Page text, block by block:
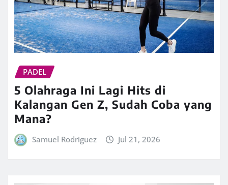
PADEL
5 Olahraga Ini Lagi Hits di
Kalangan Gen Z, Sudah Coba yang
Mana?
Samuel Rodriguez Jul 21, 2026